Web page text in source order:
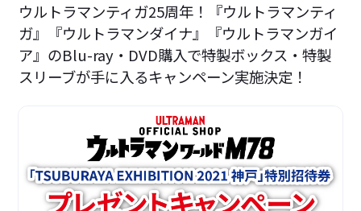
ウルトラマンティガ25周年！『ウルトラマンティ
ガ』『ウルトラマンダイナ』『ウルトラマンガイ
ア』のBlu-ray・DVD購入で特製ボックス・特製
スリーブが手に入るキャンペーン実施決定！